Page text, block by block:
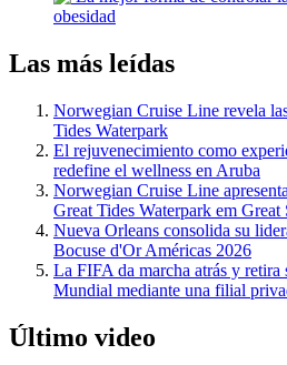
Las más leídas
Norwegian Cruise Line revela
Tides Waterpark
El rejuvenecimiento como
redefine el wellness en Aruba
Norwegian Cruise Line
Great Tides Waterpark em
Nueva Orleans consolida su
Bocuse d'Or Américas 2026
La FIFA da marcha atrás y retira
Mundial mediante una filial
Último video